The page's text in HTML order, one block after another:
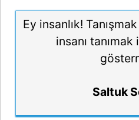
Ey insanlık!
insanı
Saltuk